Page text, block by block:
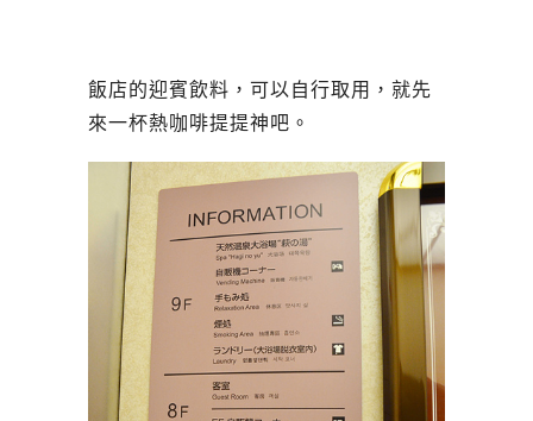
飯店的迎賓飲料，可以自行取用，就先
來一杯熱咖啡提提神吧。